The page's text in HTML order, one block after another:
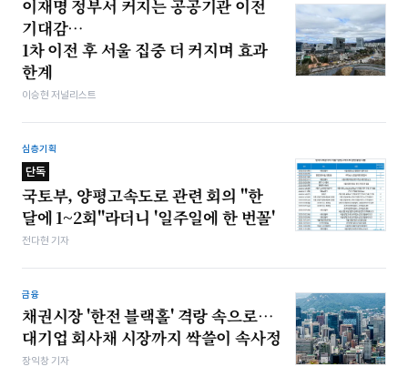
이재명 정부서 커지는 공공기관 이전
기대감…
1차 이전 후 서울 집중 더 커지며 효과
한계
이승현 저널리스트
심층기획
단독
국토부, 양평고속도로 관련 회의 "한
달에 1~2회"라더니 '일주일에 한 번꼴'
전다현 기자
금융
채권시장 '한전 블랙홀' 격랑 속으로…
대기업 회사채 시장까지 싹쓸이 속사정
장익창 기자